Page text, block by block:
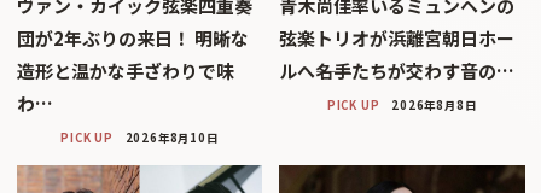
団が2年ぶりの来日！ 明晰な
造形と温かな手ざわりで味
わ…
PICK UP 2026年8月10日
弦楽トリオが浜離宮朝日ホー
ルへ――名手たちが交わす音の…
PICK UP 2026年8月8日